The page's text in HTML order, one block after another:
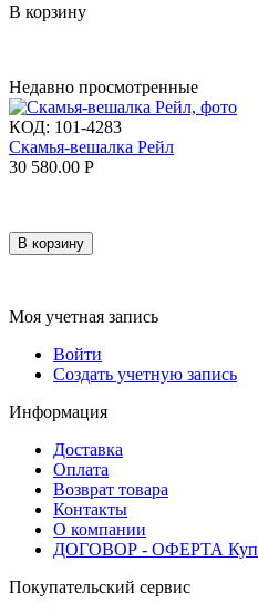
В корзину
Недавно просмотренные
КОД: 101-4283
Скамья-вешалка Рейл
30 580.00 Р
В корзину
Моя учетная запись
Войти
Создать учетную запись
Информация
Доставка
Оплата
Возврат товара
Контакты
О компании
ДОГОВОР - ОФЕРТА
Покупательский сервис